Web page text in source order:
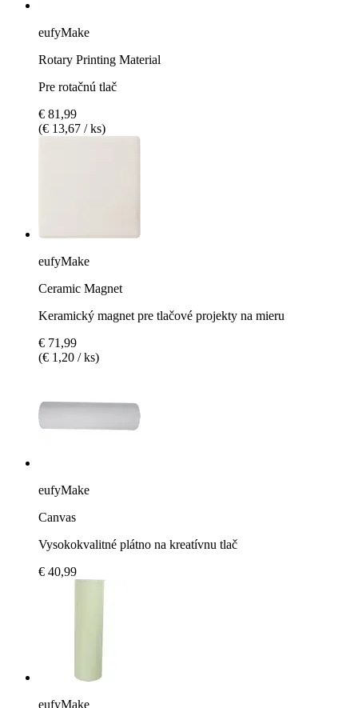
eufyMake
Rotary Printing Material
Pre rotačnú tlač
€ 81,99
(€ 13,67 / ks)
eufyMake
Ceramic Magnet
Keramický magnet pre tlačové projekty na mieru
€ 71,99
(€ 1,20 / ks)
eufyMake
Canvas
Vysokokvalitné plátno na kreatívnu tlač
€ 40,99
eufyMake